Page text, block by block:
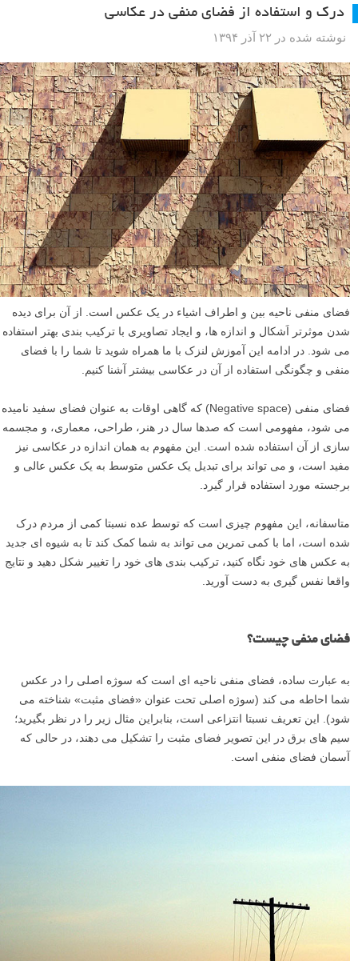
درک و استفاده از فضای منفی در عکاسی
نوشته شده در ۲۲ آذر ۱۳۹۴
فضای منفی ناحیه بین و اطراف اشیاء در یک عکس است. از آن برای دیده
شدن موثرتر اَشکال و اندازه ها، و ایجاد تصاویری با ترکیب بندی بهتر استفاده
می شود. در ادامه این آموزش لنزک با ما همراه شوید تا شما را با فضای
منفی و چگونگی استفاده از آن در عکاسی بیشتر آشنا کنیم.
فضای منفی (Negative space) که گاهی اوقات به عنوان فضای سفید نامیده
می شود، مفهومی است که صدها سال در هنر، طراحی، معماری، و مجسمه
سازی از آن استفاده شده است. این مفهوم به همان اندازه در عکاسی نیز
مفید است، و می تواند برای تبدیل یک عکس متوسط به یک عکس عالی و
برجسته مورد استفاده قرار گیرد.
متاسفانه، این مفهوم چیزی است که توسط عده نسبتا کمی از مردم درک
شده است، اما با کمی تمرین می تواند به شما کمک کند تا به شیوه ای جدید
به عکس های خود نگاه کنید، ترکیب بندی های خود را تغییر شکل دهید و نتایج
واقعا نفس گیری به دست آورید.
فضای منفی چیست؟
به عبارت ساده، فضای منفی ناحیه ای است که سوژه اصلی را در عکس
شما احاطه می کند (سوژه اصلی تحت عنوان «فضای مثبت» شناخته می
شود). این تعریف نسبتا انتزاعی است، بنابراین مثال زیر را در نظر بگیرید؛
سیم های برق در این تصویر فضای مثبت را تشکیل می دهند، در حالی که
آسمان فضای منفی است.